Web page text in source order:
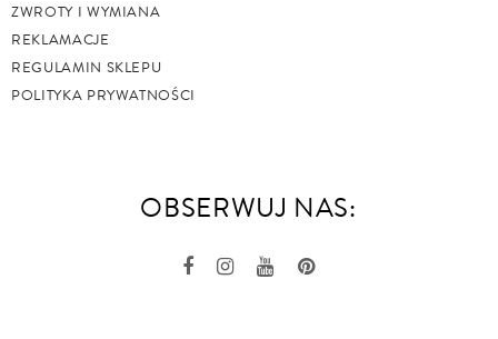
ZWROTY I WYMIANA
REKLAMACJE
REGULAMIN SKLEPU
POLITYKA PRYWATNOŚCI
OBSERWUJ NAS: